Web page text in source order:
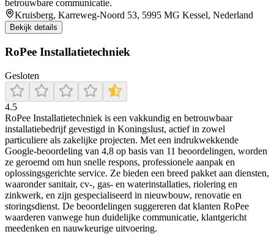
betrouwbare communicatie.
Kruisberg, Karreweg-Noord 53, 5995 MG Kessel, Nederland
Bekijk details
RoPee Installatietechniek
Gesloten
4.5
RoPee Installatietechniek is een vakkundig en betrouwbaar
installatiebedrijf gevestigd in Koningslust, actief in zowel
particuliere als zakelijke projecten. Met een indrukwekkende
Google-beoordeling van 4,8 op basis van 11 beoordelingen, worden
ze geroemd om hun snelle respons, professionele aanpak en
oplossingsgerichte service. Ze bieden een breed pakket aan diensten,
waaronder sanitair, cv‑, gas‑ en waterinstallaties, riolering en
zinkwerk, en zijn gespecialiseerd in nieuwbouw, renovatie en
storingsdienst. De beoordelingen suggereren dat klanten RoPee
waarderen vanwege hun duidelijke communicatie, klantgericht
meedenken en nauwkeurige uitvoering.